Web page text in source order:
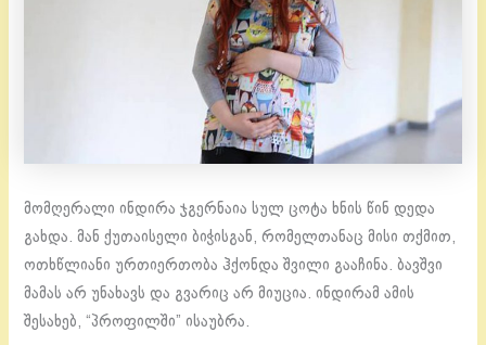
მომღერალი ინდირა ჯგერნაია სულ ცოტა ხნის წინ დედა
გახდა. მან ქუთაისელი ბიჭისგან, რომელთანაც მისი თქმით,
ოთხწლიანი ურთიერთობა ჰქონდა შვილი გააჩინა. ბავშვი
მამას არ უნახავს და გვარიც არ მიუცია. ინდირამ ამის
შესახებ, “პროფილში” ისაუბრა.